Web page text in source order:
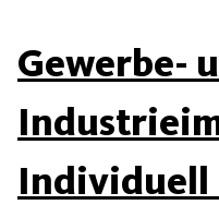
Gewerbe-
Individuell